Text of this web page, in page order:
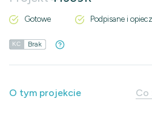
Gotowe Podpisane i
KC Brak
O tym projekcie Co